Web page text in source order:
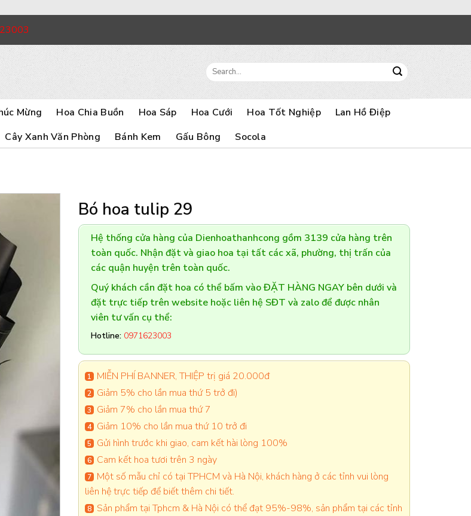
Search
for:
Mừng Hoa Chia Buồn Hoa Sáp Hoa Cưới Hoa Tốt Nghiệp
Lan Hồ Điệp
Cây Xanh Văn Phòng Bánh Kem Gấu Bông Socola
Bó hoa tulip 29
Hệ thống cửa hàng của Dienhoathanhcong gồm 3139 cửa hàng trên
toàn quốc. Nhận đặt và giao hoa tại tất các xã, phường, thị trấn của
các quận huyện trên toàn quốc.
Quý khách cần đặt hoa có thể bấm vào ĐẶT HÀNG NGAY bên dưới và
đặt trực tiếp trên website hoặc liên hệ SĐT và zalo để được nhân
viên tư vấn cụ thể:
Hotline: 0971623003
MIỄN PHÍ BANNER, THIỆP trị giá 20.000đ
Giảm 5% cho lần mua thứ 5 trở đi)
Giảm 7% cho lần mua thứ 7
Giảm 10% cho lần mua thứ 10 trở đi
Gửi hình trước khi giao, cam kết hài lòng 100%
Cam kết hoa tươi trên 3 ngày
Một số mẫu chỉ có tại TPHCM và Hà Nội, khách hàng ở các tỉnh vui lòng
liên hệ trực tiếp để biết thêm chi tiết.
Sản phẩm tại Tphcm & Hà Nội có thể đạt 95%-98%, sản phẩm tại các tỉnh